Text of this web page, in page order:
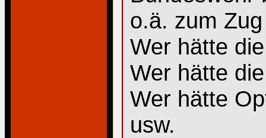
o.ä. zum
Wer hätte
Wer hätte
Wer hätte
usw.